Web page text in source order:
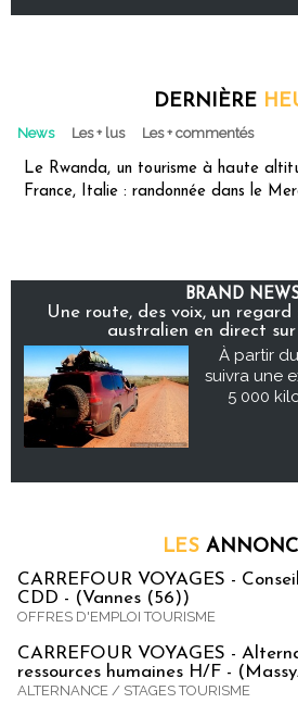
DERNIÈRE
News Les + lus Les + commentés
Le Rwanda, un tourisme à haute
France, Italie : randonnée dans le
BRAND
Une route, des voix, un regard
australien en direct
À partir
suivra une
5 000
LES
CARREFOUR VOYAGES -
CDD - (Vannes (56))
OFFRES D'EMPLOI TOURISME
CARREFOUR VOYAGES -
ressources humaines H/F -
ALTERNANCE / STAGES TOURISME